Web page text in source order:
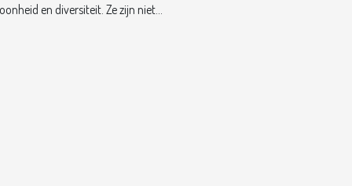
en diversiteit. Ze zijn niet...